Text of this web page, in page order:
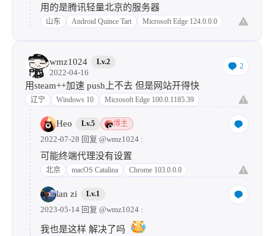
用的是腾讯轻量北京的服务器
山东 Android Quince Tart Microsoft Edge 124.0.0.0
wmz1024 Lv.2
2022-04-16
2
用steam++加速 push上不去 但是网站开得快
辽宁 Windows 10 Microsoft Edge 100.0.1185.39
Heo Lv.5 博主
2022-07-28 回复 @wmz1024 :
可能终端代理没有设置
北京 macOS Catalina Chrome 103.0.0.0
lan zi Lv.1
2023-05-14 回复 @wmz1024 :
我也是这样 解决了吗